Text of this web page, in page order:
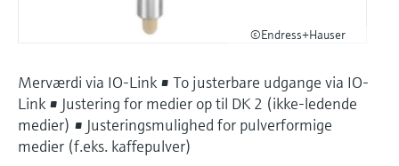
©Endress+Hauser
Merværdi via IO-Link • To justerbare udgange via IO-
Link • Justering for medier op til DK 2 (ikke-ledende
medier) • Justeringsmulighed for pulverformige
medier (f.eks. kaffepulver)